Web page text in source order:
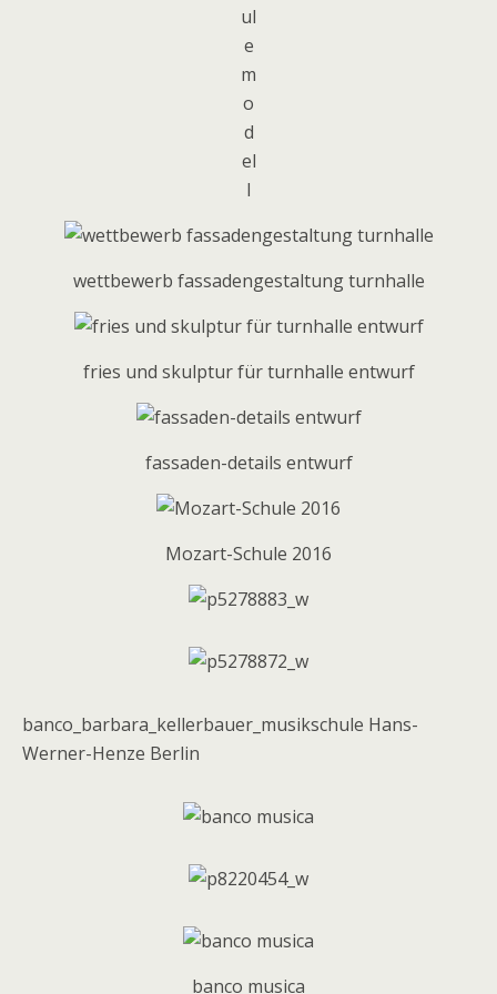
ul
e
m
o
d
el
l
wettbewerb fassadengestaltung turnhalle
fries und skulptur für turnhalle entwurf
fassaden-details entwurf
Mozart-Schule 2016
banco_barbara_kellerbauer_musikschule Hans-
Werner-Henze Berlin
banco musica